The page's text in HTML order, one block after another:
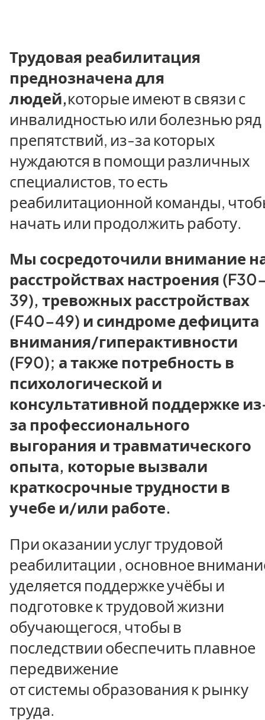
Трудовая реабилитация
преднозначена для
людей,которые имеют в связи с
инвалидностью или болезнью ряд
препятствий, из-за которых
нуждаются в помощи различных
специалистов, то есть
реабилитационной команды,
начать или продолжить работу.
Мы сосредоточили внимание
расстройствах настроения
39), тревожных расстройствах
(F40-49) и синдроме дефицита
внимания/гиперактивности
(F90); а также потребность в
психологической и
консультативной поддержке
за профессионального
выгорания и травматического
опыта, которые вызвали
краткосрочные трудности в
учебе и/или работе.
При оказании услуг трудовой
реабилитации , основное
уделяется поддержке учёбы и
подготовке к трудовой жизни
обучающегося, чтобы в
последствии обеспечить плавное
передвижение
от системы образования к рынку
труда.